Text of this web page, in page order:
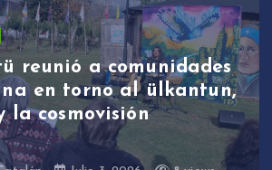
reunió a comunidades
en torno al ülkantun,
la cosmovisión